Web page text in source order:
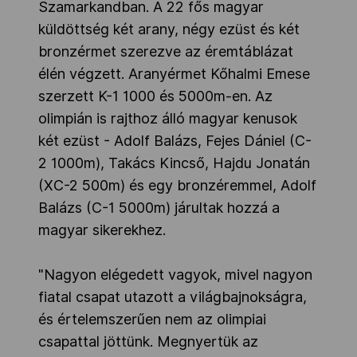
Szamarkandban. A 22 fős magyar
küldöttség két arany, négy ezüst és két
bronzérmet szerezve az éremtáblázat
élén végzett. Aranyérmet Kőhalmi Emese
szerzett K-1 1000 és 5000m-en. Az
olimpián is rajthoz álló magyar kenusok
két ezüst - Adolf Balázs, Fejes Dániel (C-
2 1000m), Takács Kincső, Hajdu Jonatán
(XC-2 500m) és egy bronzéremmel, Adolf
Balázs (C-1 5000m) járultak hozzá a
magyar sikerekhez.
"Nagyon elégedett vagyok, mivel nagyon
fiatal csapat utazott a világbajnokságra,
és értelemszerűen nem az olimpiai
csapattal jöttünk. Megnyertük az